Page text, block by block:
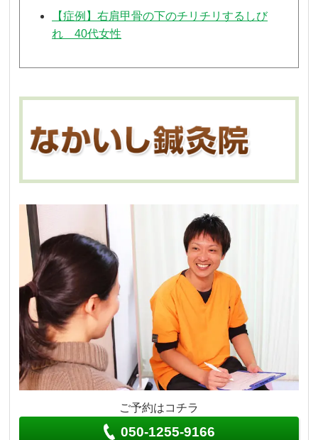
【症例】右肩甲骨の下のチリチリするしび
れ 40代女性
ご予約はコチラ
050-1255-9166